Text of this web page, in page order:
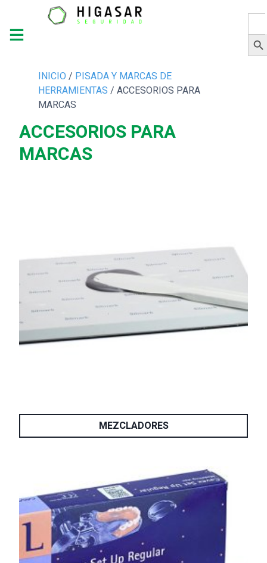
Botón
INICIO / PISADA Y MARCAS DE
HERRAMIENTAS / ACCESORIOS PARA
MARCAS
ACCESORIOS PARA
MARCAS
MEZCLADORES